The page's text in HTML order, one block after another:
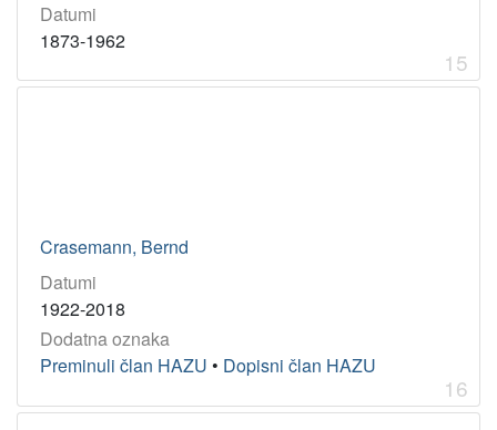
Datumi
1873-1962
15
Crasemann, Bernd
Datumi
1922-2018
Dodatna oznaka
Preminuli član HAZU • Dopisni član HAZU
16